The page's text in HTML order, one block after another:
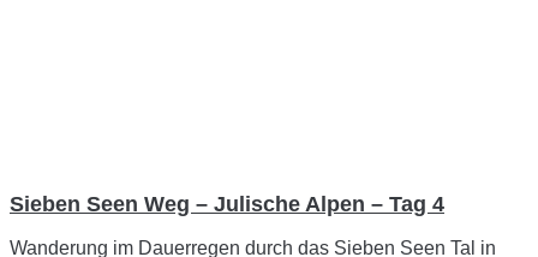
Sieben Seen Weg – Julische Alpen – Tag 4
Wanderung im Dauerregen durch das Sieben Seen Tal in